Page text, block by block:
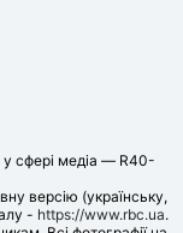
у сфері медіа — R40-
версію (українську,
- https://www.rbc.ua.